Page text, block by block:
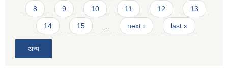
8 9 10 11 12 13
14 15 next › last »
अन्य